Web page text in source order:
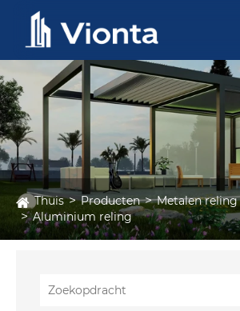
Thuis Producten
Metalen reling
Aluminium reling